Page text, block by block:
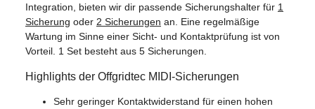
Integration, bieten wir dir passende Sicherungshalter für 1
Sicherung oder 2 Sicherungen an. Eine regelmäßige
Wartung im Sinne einer Sicht- und Kontaktprüfung ist von
Vorteil. 1 Set besteht aus 5 Sicherungen.
Highlights der Offgridtec MIDI-Sicherungen
Sehr geringer Kontaktwiderstand für einen hohen